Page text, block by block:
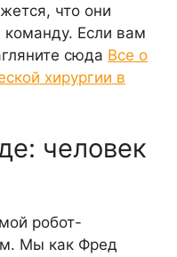
что они
команду. Если вам
сюда Все о
хирургии в
человек
робот-
Мы как Фред